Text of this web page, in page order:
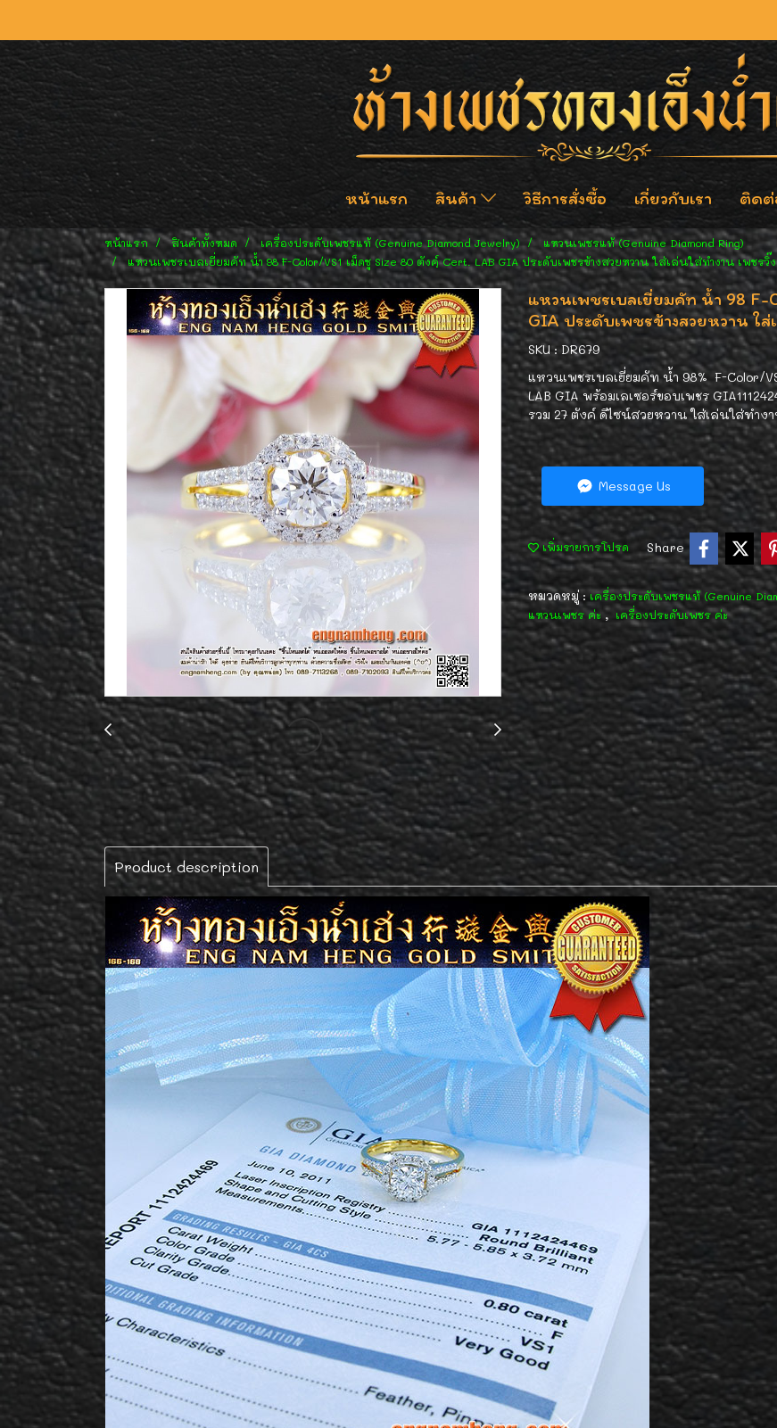
หน้าแรก สินค้า วิธีการสั่งซื้อ เกี่ยวกับเรา ติดต่
หน้าแรก สินค้าทั้งหมด เครื่องประดับเพชรแท้ (Genuine Diamond Jewelry)
แหวนเพชรแท้ (Genuine Diamond Ring)
แหวนเพชรเบลเยี่ยมคัท น้ำ 98 F-Color/VS1 เม็ดชู Size 80 ตังค์ฺ Cert. LAB GIA ประดับเพชรข้างสวยหวาน ใส่เล่นใส่ทำงาน เพชรวิ๊ง
แหวนเพชรเบลเยี่ยมคัท น้ำ 98 F-
GIA ประดับเพชรข้างสวยหวาน ใส่
SKU : DR679
แหวนเพชรเบลเยี่ยมคัท น้ำ 98% F-Color/
LAB GIA พร้อมเลเซอร์ขอบเพชร
รวม 27 ตังค์ ดีไซน์สวยหวาน ใส่เล่นใส่ทำง
Message Us
เพิ่มรายการโปรด Share
หมวดหมู่ :เครื่องประดับเพชรแท้ (Genuine
แหวนเพชร ค่ะ , เครื่องประดับเพชร ค่ะ
Product description